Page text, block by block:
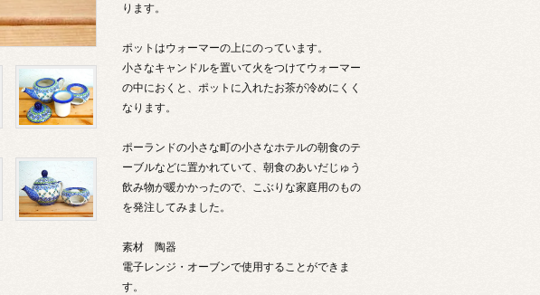
ります。
ポットはウォーマーの上にのっています。
小さなキャンドルを置いて火をつけてウォーマー
の中におくと、ポットに入れたお茶が冷めにくく
なります。
ポーランドの小さな町の小さなホテルの朝食のテ
ーブルなどに置かれていて、朝食のあいだじゅう
飲み物が暖かかったので、こぶりな家庭用のもの
を発注してみました。
素材 陶器
電子レンジ・オーブンで使用することができま
す。